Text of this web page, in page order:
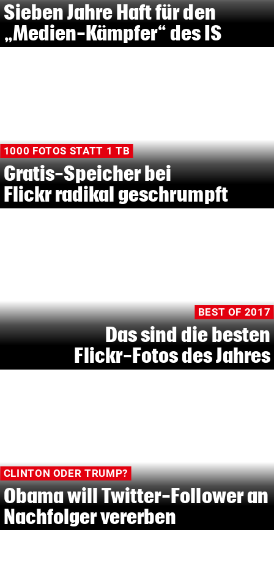
Sieben Jahre Haft für den
„Medien-Kämpfer“ des IS
1000 FOTOS STATT 1 TB
Gratis-Speicher bei
Flickr radikal geschrumpft
BEST OF 2017
Das sind die besten
Flickr-Fotos des Jahres
CLINTON ODER TRUMP?
Obama will Twitter-Follower an
Nachfolger vererben